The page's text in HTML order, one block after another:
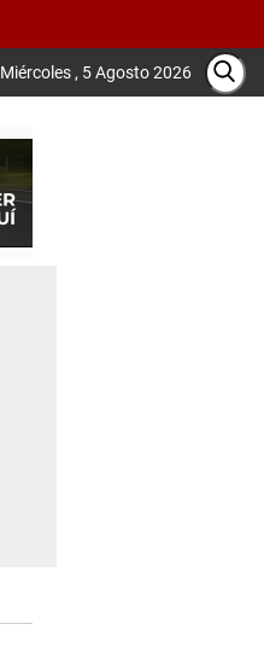
Miércoles , 5 Agosto 2026